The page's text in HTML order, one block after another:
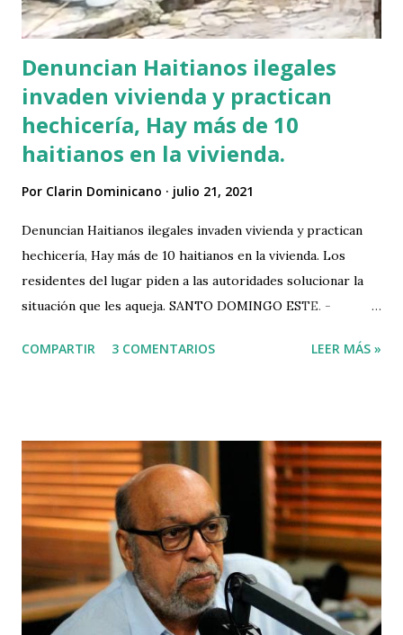
que la pieza permanezca intacta, ya que el más...
Denuncian Haitianos ilegales
invaden vivienda y practican
hechicería, Hay más de 10
haitianos en la vivienda.
Por Clarin Dominicano julio 21, 2021
Denuncian Haitianos ilegales invaden vivienda y practican
hechicería, Hay más de 10 haitianos en la vivienda. Los
residentes del lugar piden a las autoridades solucionar la
situación que les aqueja. SANTO DOMINGO ESTE. -
persona de nacionalidad haitiana invadió una vivienda vacía
supuestamente no deja dormir a los vecinos con la práctica
de hechicería. También se quejan de que se produce un mal
olor, prendidas de velas y supuestamente entierran objetos
en el patio. En un video cortesía de Noticias SIN se
observan las personas salir de la supuesta casa invadida,
con un menor en brazos, el que pasan por encima de un
fuego. VIDEO
COMPARTIR 3 COMENTARIOS LEER MÁS »